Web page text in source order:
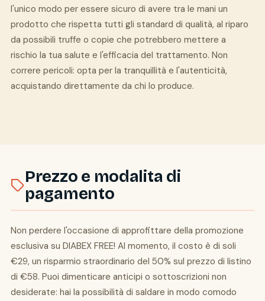
l'unico modo per essere sicuro di avere tra le mani un
prodotto che rispetta tutti gli standard di qualità, al riparo
da possibili truffe o copie che potrebbero mettere a
rischio la tua salute e l'efficacia del trattamento. Non
correre pericoli: opta per la tranquillità e l'autenticità,
acquistando direttamente da chi lo produce.
Prezzo e modalita di
pagamento
Non perdere l'occasione di approfittare della promozione
esclusiva su DIABEX FREE! Al momento, il costo è di soli
€29, un risparmio straordinario del 50% sul prezzo di listino
di €58. Puoi dimenticare anticipi o sottoscrizioni non
desiderate: hai la possibilità di saldare in modo comodo